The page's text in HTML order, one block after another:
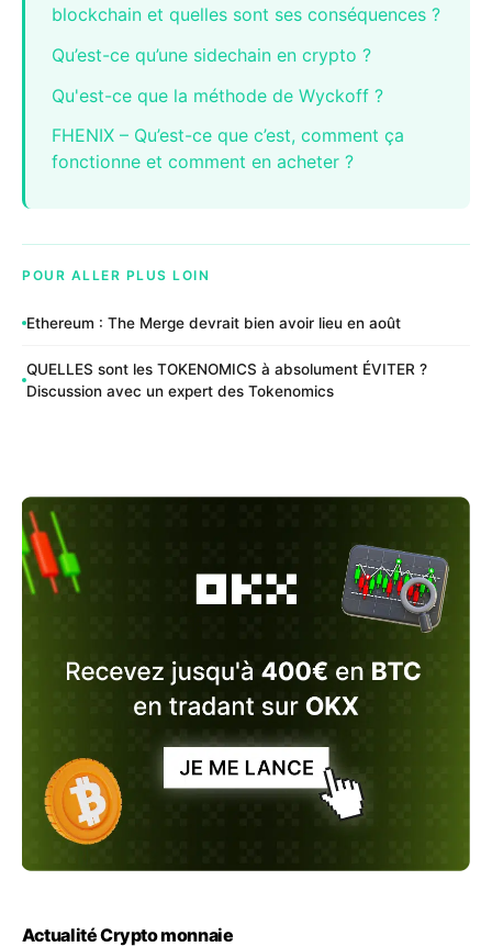
blockchain et quelles sont ses conséquences ?
Qu’est-ce qu’une sidechain en crypto ?
Qu'est-ce que la méthode de Wyckoff ?
FHENIX – Qu’est-ce que c’est, comment ça
fonctionne et comment en acheter ?
POUR ALLER PLUS LOIN
Ethereum : The Merge devrait bien avoir lieu en août
QUELLES sont les TOKENOMICS à absolument ÉVITER ?
Discussion avec un expert des Tokenomics
Actualité Crypto monnaie